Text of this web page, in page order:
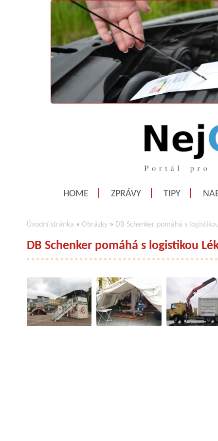
HOME ZPRÁVY TIPY
Úvodní stránka » Obrázky » DB Schenker pomáhá s
DB Schenker pomáhá s logistikou